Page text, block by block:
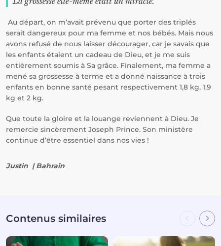
Au départ, on m’avait prévenu que porter des triplés
serait dangereux pour ma femme et nos bébés. Mais nous
avons refusé de nous laisser décourager, car je savais que
les enfants étaient un cadeau de Dieu, et je me suis
entièrement soumis à Sa grâce. Finalement, ma femme a
mené sa grossesse à terme et a donné naissance à trois
enfants en bonne santé pesant respectivement 1,8 kg, 1,9
kg et 2 kg.
Que toute la gloire et la louange reviennent à Dieu. Je
remercie sincèrement Joseph Prince. Son ministère
continue d’être essentiel dans nos vies !
Justin | Bahrain
Contenus similaires